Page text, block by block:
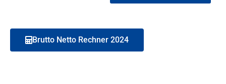
Brutto Netto Rechner 2024